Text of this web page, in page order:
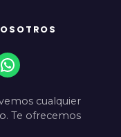
cualquier
Te ofrecemos